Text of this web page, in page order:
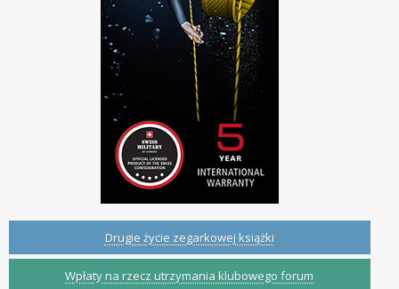
Drugie życie zegarkowej książki
Wpłaty na rzecz utrzymania klubowego forum